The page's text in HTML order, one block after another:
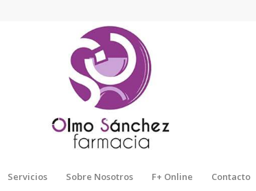
Servicios Sobre Nosotros F+ Online Contacto